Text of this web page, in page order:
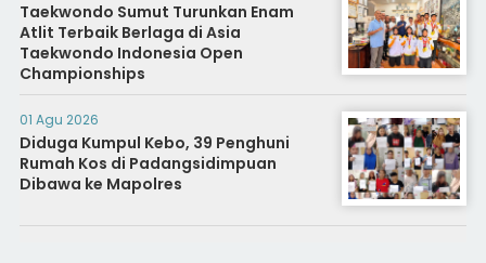
Taekwondo Sumut Turunkan Enam
Atlit Terbaik Berlaga di Asia
Taekwondo Indonesia Open
Championships
01 Agu 2026
Diduga Kumpul Kebo, 39 Penghuni
Rumah Kos di Padangsidimpuan
Dibawa ke Mapolres